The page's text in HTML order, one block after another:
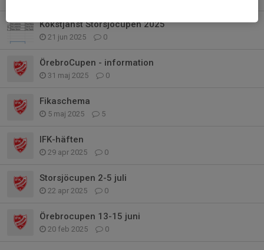
Kökstjänst Storsjöcupen 2025
21 jun 2025 0
ÖrebroCupen - information
31 maj 2025 0
Fikaschema
5 maj 2025 5
IFK-häften
29 apr 2025 0
Storsjöcupen 2-5 juli
22 apr 2025 0
Örebrocupen 13-15 juni
20 feb 2025 0